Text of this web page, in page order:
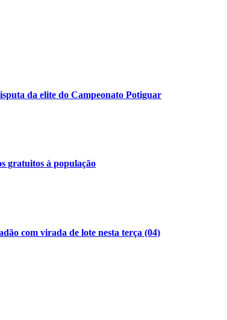
da elite do Campeonato Potiguar
gratuitos à população
com virada de lote nesta terça (04)